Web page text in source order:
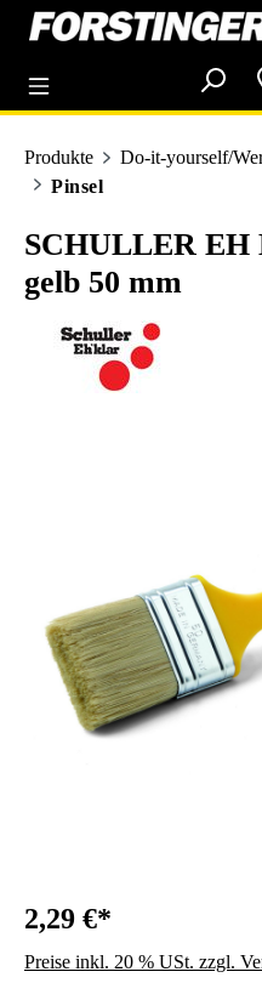
springen
Produkte Do-it-yourself/
Pinsel
SCHULLER EH
gelb 50 mm
2,29 €*
Preise inkl. 20 % USt. zzgl.